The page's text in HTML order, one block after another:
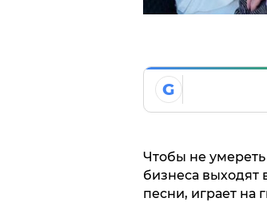
G
Чтобы не
бизнеса
песни, играет на